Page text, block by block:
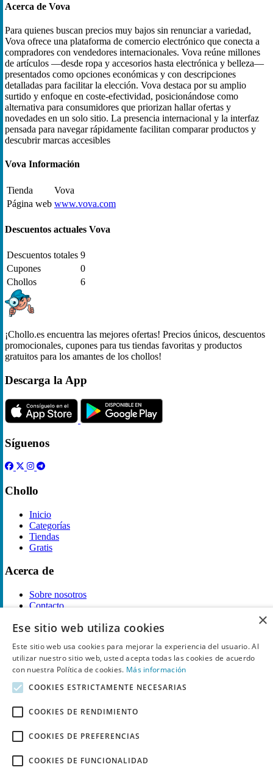
Acerca de Vova
Para quienes buscan precios muy bajos sin renunciar a variedad,
Vova ofrece una plataforma de comercio electrónico que conecta a
compradores con vendedores internacionales. Vova reúne millones
de artículos —desde ropa y accesorios hasta electrónica y belleza—
presentados como opciones económicas y con descripciones
detalladas para facilitar la elección. Vova destaca por su amplio
surtido y enfoque en coste-efectividad, posicionándose como
alternativa para consumidores que priorizan hallar ofertas y
novedades en un solo sitio. La presencia internacional y la interfaz
pensada para navegar rápidamente facilitan comparar productos y
descubrir marcas accesibles
Vova Información
Tienda
Vova
Página web www.vova.com
Descuentos actuales Vova
Descuentos totales 9
Cupones
0
Chollos
6
¡Chollo.es encuentra las mejores ofertas! Precios únicos, descuentos
promocionales, cupones para tus tiendas favoritas y productos
gratuitos para los amantes de los chollos!
Descarga la App
Síguenos
Chollo
Inicio
Categorías
Tiendas
Gratis
Acerca de
Sobre nosotros
Contacto
Privacidad
Declaración de cookies
Términos y condiciones
Aviso y eliminación
Derechos de autor ©
reservados.
×
Ese sitio web utiliza cookies
Este sitio web usa cookies para mejorar la experiencia del usuario. Al
utilizar nuestro sitio web, usted acepta todas las cookies de acuerdo
con nuestra Política de cookies. Más información
COOKIES ESTRICTAMENTE NECESARIAS
COOKIES DE RENDIMIENTO
COOKIES DE PREFERENCIAS
COOKIES DE FUNCIONALIDAD